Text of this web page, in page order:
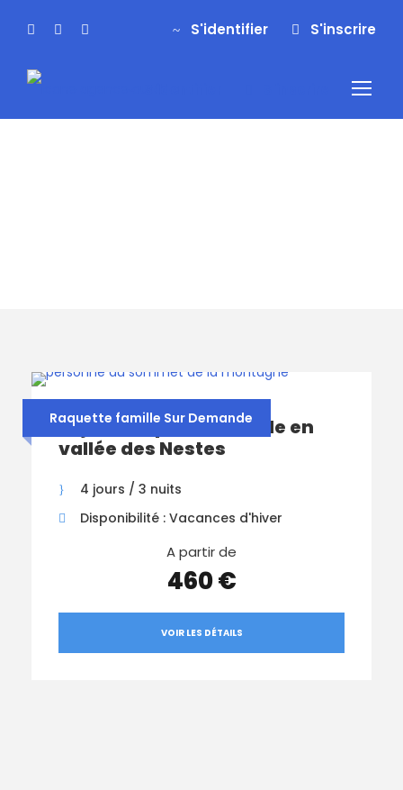
S'identifier S'inscrire
Raquette famille Sur Demande
Séjour Raquette Famille en
vallée des Nestes
4 jours / 3 nuits
Disponibilité : Vacances d'hiver
A partir de
460 €
VOIR LES DÉTAILS